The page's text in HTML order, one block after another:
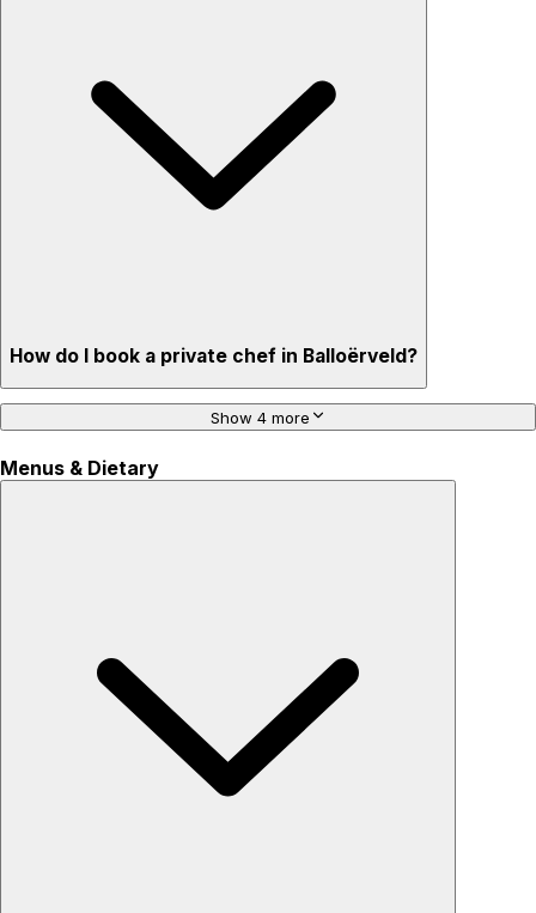
How do I book a private chef in Balloërveld?
Show 4 more
Menus & Dietary